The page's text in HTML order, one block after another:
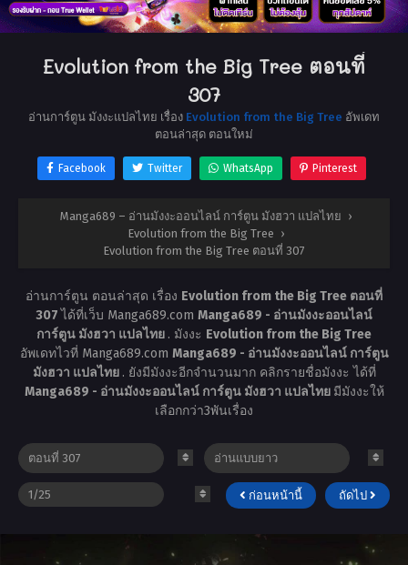
Evolution from the Big Tree ตอนที่
307
อ่านการ์ตูน มังงะแปลไทย เรื่อง Evolution from the Big Tree อัพเดท
ตอนล่าสุด ตอนใหม่
Facebook Twitter WhatsApp Pinterest
Manga689 – อ่านมังงะออนไลน์ การ์ตูน มังฮวา แปลไทย ›
Evolution from the Big Tree ›
Evolution from the Big Tree ตอนที่ 307
อ่านการ์ตูน ตอนล่าสุด เรื่อง Evolution from the Big Tree ตอนที่
307ได้ที่เว็บ Manga689.com Manga689 - อ่านมังงะออนไลน์
การ์ตูน มังฮวา แปลไทย . มังงะ Evolution from the Big Tree
อัพเดทไวที่ Manga689.com Manga689 - อ่านมังงะออนไลน์ การ์ตูน
มังฮวา แปลไทย . ยังมีมังงะอีกจำนวนมาก คลิกรายชื่อมังงะ ได้ที่
Manga689 - อ่านมังงะออนไลน์ การ์ตูน มังฮวา แปลไทย มีมังงะให้
เลือกกว่า3พันเรื่อง
ก่อนหน้านี้ ถัดไป